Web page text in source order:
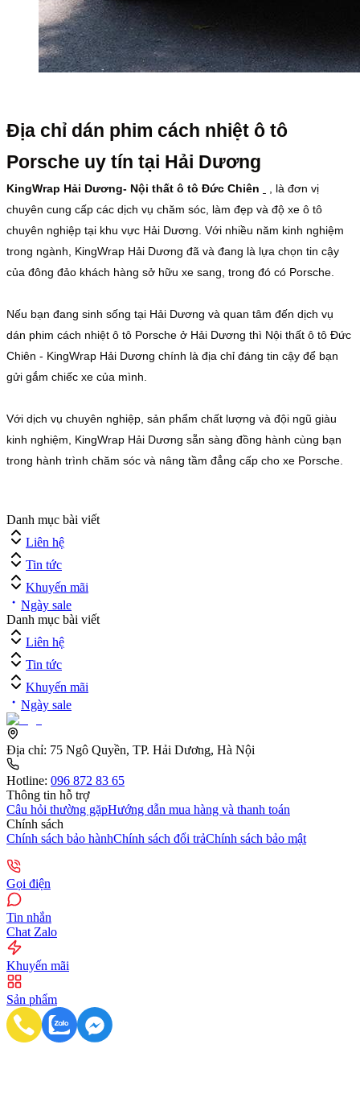
Địa chỉ dán phim cách nhiệt ô tô
Porsche uy tín tại Hải Dương
KingWrap Hải Dương- Nội thất ô tô Đức Chiên
, là đơn vị
chuyên cung cấp các dịch vụ chăm sóc, làm đẹp và độ xe ô tô
chuyên nghiệp tại khu vực Hải Dương. Với nhiều năm kinh nghiệm
trong ngành, KingWrap Hải Dương đã và đang là lựa chọn tin cậy
của đông đảo khách hàng sở hữu xe sang, trong đó có Porsche.
Nếu bạn đang sinh sống tại Hải Dương và quan tâm đến dịch vụ
dán phim cách nhiệt ô tô Porsche ở Hải Dương thì Nội thất ô tô Đức
Chiên - KingWrap Hải Dương chính là địa chỉ đáng tin cậy để bạn
gửi gắm chiếc xe của mình.
Với dịch vụ chuyên nghiệp, sản phẩm chất lượng và đội ngũ giàu
kinh nghiệm, KingWrap Hải Dương sẵn sàng đồng hành cùng bạn
trong hành trình chăm sóc và nâng tầm đẳng cấp cho xe Porsche.
Danh mục bài viết
Liên hệ
Tin tức
Khuyến mãi
Ngày sale
Danh mục bài viết
Liên hệ
Tin tức
Khuyến mãi
Ngày sale
Địa chỉ: 75 Ngô Quyền, TP. Hải Dương, Hà Nội
Hotline: 096 872 83 65
Thông tin hỗ trợ
Câu hỏi thường gặpHướng dẫn mua hàng và thanh toán
Chính sách
Chính sách bảo hànhChính sách đổi trảChính sách bảo mật
Gọi điện
Tin nhắn
Chat Zalo
Khuyến mãi
Sản phẩm